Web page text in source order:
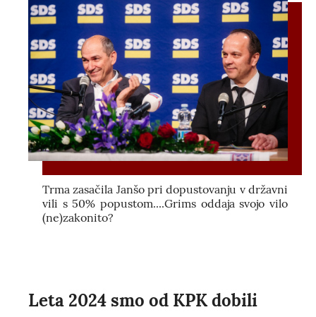
Trma zasačila Janšo pri dopustovanju v državni
vili s 50% popustom....Grims oddaja svojo vilo
(ne)zakonito?
Leta 2024 smo od KPK dobili